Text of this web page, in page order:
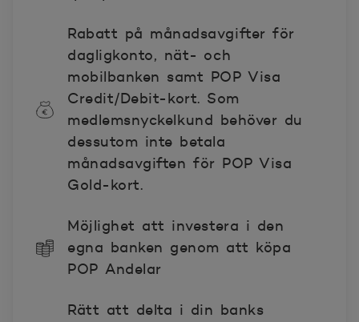
Rabatt på månadsavgifter för
dagligkonto, nät- och
mobilbanken samt POP Visa
Credit/Debit-kort. Som
medlemsnyckelkund behöver du
dessutom inte betala
månadsavgiften för POP Visa
Gold-kort.
Möjlighet att investera i den
egna banken genom att köpa
POP Andelar
Rätt att delta i din banks